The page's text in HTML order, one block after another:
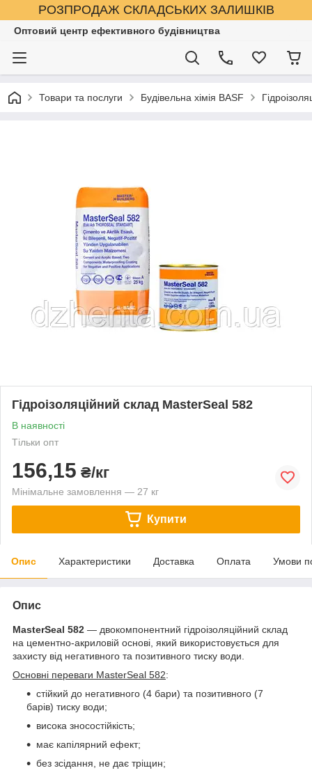
РОЗПРОДАЖ СКЛАДСЬКИХ ЗАЛИШКІВ
Оптовий центр ефективного будівництва
Товари та послуги Будівельна хімія BASF
Гідроізоляційний склад MasterSeal 582
В наявності
Тільки опт
156,15 ₴/кг
Мінімальне замовлення — 27 кг
Купити
Опис Характеристики Доставка Оплата Умови
Опис
MasterSeal 582 — двокомпонентний гідроізоляційний склад
на цементно-акриловій основі, який використовується для
захисту від негативного та позитивного тиску води.
Основні переваги MasterSeal 582:
стійкий до негативного (4 бари) та позитивного (7
барів) тиску води;
висока зносостійкість;
має капілярний ефект;
без зсідання, не дає тріщин;